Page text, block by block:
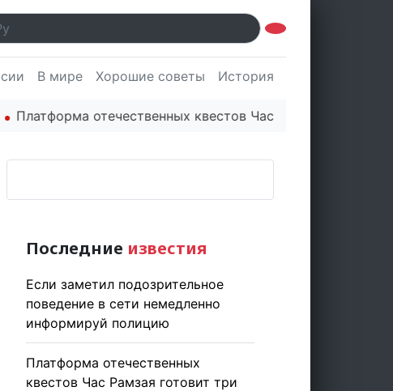
В мире Хорошие советы История
отечественных квестов Час Рамзая готовит три
Последние известия
Если заметил подозрительное
поведение в сети немедленно
информируй полицию
Платформа отечественных
квестов Час Рамзая готовит три